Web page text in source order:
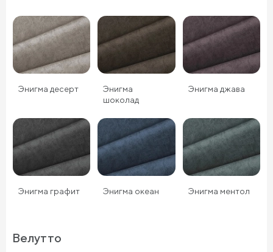
Энигма десерт
Энигма
шоколад
Энигма джава
Энигма графит Энигма океан Энигма ментол
Велутто